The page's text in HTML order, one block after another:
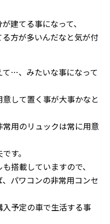
建てる事になって、
方が多いんだなと気が付
…、みたいな事になって
意して置く事が大事かなと
用のリュックは常に用意
す。
搭載していますので、
パワコンの非常用コンセ
予定の車で生活する事